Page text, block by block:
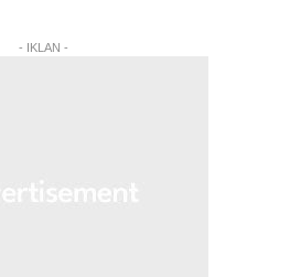
- IKLAN -